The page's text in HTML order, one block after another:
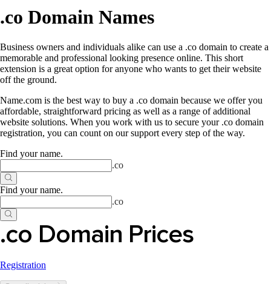
.co Domain Names
Business owners and individuals alike can use a .co domain to create a
memorable and professional looking presence online. This short
extension is a great option for anyone who wants to get their website
off the ground.
Name.com is the best way to buy a .co domain because we offer you
affordable, straightforward pricing as well as a range of additional
website solutions. When you work with us to secure your .co domain
registration, you can count on our support every step of the way.
Find your name.
.co
Find your name.
.co
.co Domain Prices
Registration